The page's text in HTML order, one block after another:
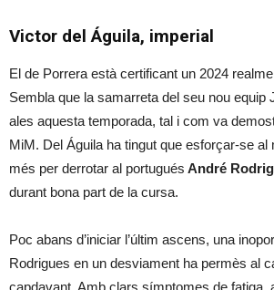
Victor del Águila, imperial
El de Porrera està certificant un 2024
Sembla que la samarreta del seu nou equip
ales aquesta temporada, tal i com va
MiM. Del Águila ha tingut que esforçar-se al
més per derrotar al portugués André
durant bona part de la cursa.
Poc abans d’iniciar l’últim ascens, una
Rodrigues en un desviament ha permès al